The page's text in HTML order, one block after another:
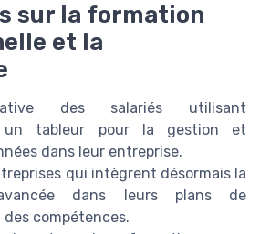
sur la formation
et la
des salariés utilisant
un tableur pour la gestion et
dans leur entreprise.
qui intègrent désormais la
dans leurs plans de
compétences.